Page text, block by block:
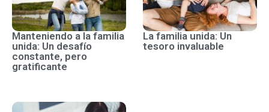
Manteniendo a la familia
unida: Un desafío
constante, pero
gratificante
La familia unida: Un
tesoro invaluable